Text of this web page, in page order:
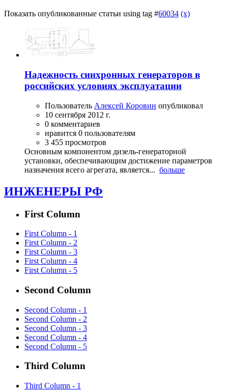
Показать опубликованные статьи using tag #60034 (x)
Надежность синхронных генераторов в
российских условиях эксплуатации
Пользователь Алексей Коровин опубликовал
10 сентября 2012 г.
0 комментариев
нравится 0 пользователям
3 455 просмотров
Основным компонентом дизель-генераторной
установки, обеспечивающим достижение параметров
назначения всего агрегата, является... больше
ИНЖЕНЕРЫ РФ
First Column
First Column - 1
First Column - 2
First Column - 3
First Column - 4
First Column - 5
Second Column
Second Column - 1
Second Column - 2
Second Column - 3
Second Column - 4
Second Column - 5
Third Column
Third Column - 1